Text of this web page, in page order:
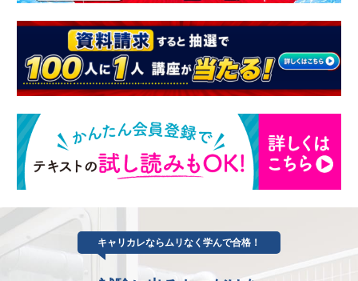
キャリカレならムリなく学んで合格！